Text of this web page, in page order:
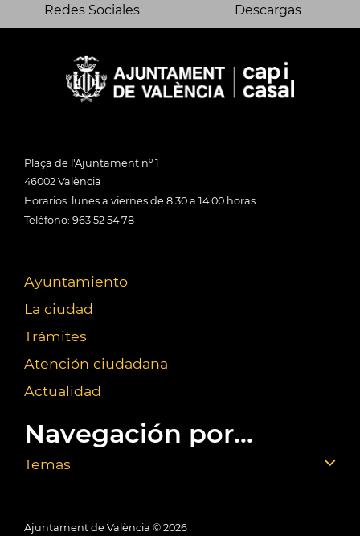
Redes Sociales Descargas
Plaça de l'Ajuntament nº 1
46002 València
Horarios: lunes a viernes de 8:30 a 14:00 horas
Teléfono: 963 52 54 78
Ayuntamiento
La ciudad
Trámites
Atención ciudadana
Actualidad
Navegación por...
Temas
Ajuntament de València © 2026